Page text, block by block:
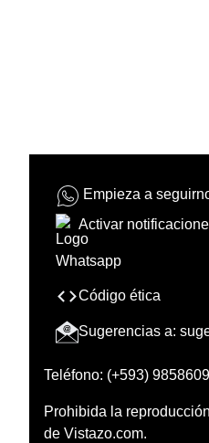
Empieza a
Activar
Código ética
Sugerencias a:
Teléfono: (+593)
Prohibida la
de Vistazo.com.